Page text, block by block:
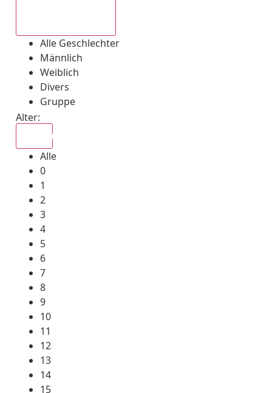
Alle Geschlechter
Männlich
Weiblich
Divers
Gruppe
Alter:
Alle
0
1
2
3
4
5
6
7
8
9
10
11
12
13
14
15